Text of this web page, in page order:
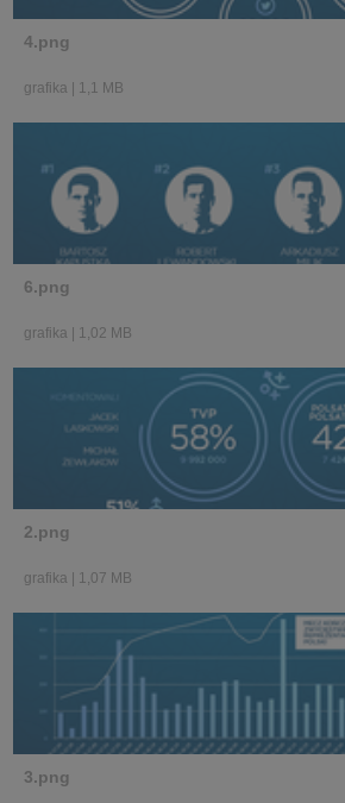
4.png
grafika 1,1 MB
6.png
grafika 1,02 MB
2.png
grafika 1,07 MB
3.png